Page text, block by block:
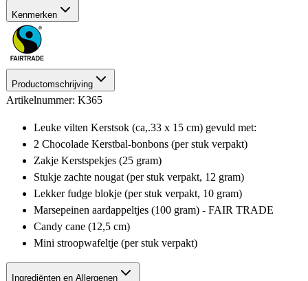
Kenmerken
Productomschrijving
Artikelnummer: K365
Leuke vilten Kerstsok (ca,.33 x 15 cm) gevuld met:
2 Chocolade Kerstbal-bonbons (per stuk verpakt)
Zakje Kerstspekjes (25 gram)
Stukje zachte nougat (per stuk verpakt, 12 gram)
Lekker fudge blokje (per stuk verpakt, 10 gram)
Marsepeinen aardappeltjes (100 gram) - FAIR TRADE
Candy cane (12,5 cm)
Mini stroopwafeltje (per stuk verpakt)
Ingrediënten en Allergenen